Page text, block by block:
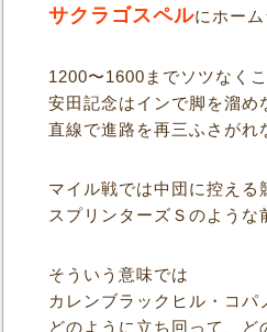
サクラゴスペルにホー
1200〜1600までソツなく
安田記念はインで脚を溜め
直線で進路を再三ふさがれ
マイル戦では中団に控える
スプリンターズＳのような
そういう意味では
カレンブラックヒル・コ
どのように立ち回って、ど